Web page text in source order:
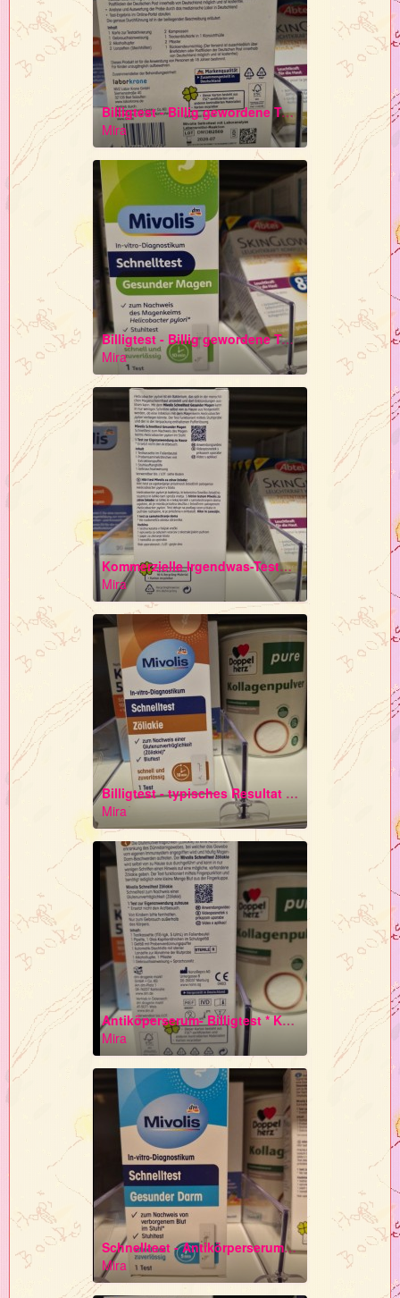
Billigtest - Billig gewordene Testverfahren auf Basis von Antikörperseren * Kaninchenleid Kommerzielle Tierversuche
Mira
Billigtest - Billig gewordene Testverfahren auf Basis von Antikörperseren * Kaninchenleid Kommerzielle Tierversuche
Mira
Kommerzielle Irgendwas-Tests auf Basis verboten kommerzieller Tierversuche
Mira
Billigtest - typisches Resultat der Antikörper-Seren-"Forschung" Kommerzielle Tierversuche
Mira
Antiköperserum- Billigtest * Kommerzielle Tierversuche sind verboten
Mira
Schnelltest - Antikörperserum Entwicklung - industrielle "Tierversuche"
Mira